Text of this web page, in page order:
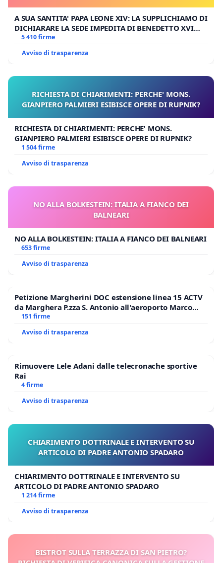
A SUA SANTITA' PAPA LEONE XIV: LA SUPPLICHIAMO DI
DICHIARARE LA SEDE IMPEDITA DI BENEDETTO XVI
E/O DI FAR APRIRE IL RELATIVO PROCESSO
5 410 firme
Avviso di trasparenza
RICHIESTA DI CHIARIMENTI: PERCHE' MONS.
GIANPIERO PALMIERI ESIBISCE OPERE DI RUPNIK?
RICHIESTA DI CHIARIMENTI: PERCHE' MONS.
GIANPIERO PALMIERI ESIBISCE OPERE DI RUPNIK?
1 504 firme
Avviso di trasparenza
NO ALLA BOLKESTEIN: ITALIA A FIANCO DEI
BALNEARI
NO ALLA BOLKESTEIN: ITALIA A FIANCO DEI BALNEARI
653 firme
Avviso di trasparenza
Petizione Margherini DOC estensione linea 15 ACTV
da Marghera P.zza S. Antonio all'aeroporto Marco
Polo tariffa a € 1,50
151 firme
Avviso di trasparenza
Rimuovere Lele Adani dalle telecronache sportive
Rai
4 firme
Avviso di trasparenza
CHIARIMENTO DOTTRINALE E INTERVENTO SU
ARTICOLO DI PADRE ANTONIO SPADARO
CHIARIMENTO DOTTRINALE E INTERVENTO SU
ARTICOLO DI PADRE ANTONIO SPADARO
1 214 firme
Avviso di trasparenza
BISTROT SULLA TERRAZZA DI SAN PIETRO?